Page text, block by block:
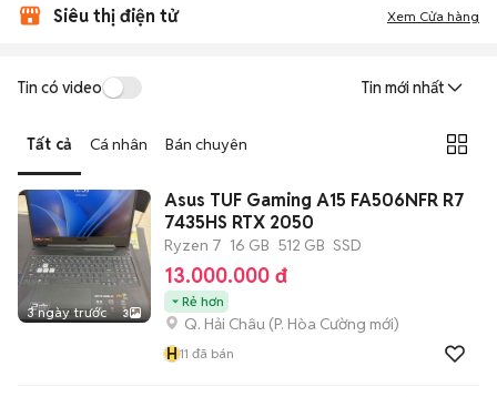
Siêu thị điện tử Xem Cửa hàng
Tin có video Tin mới nhất
Tất cả Cá nhân Bán chuyên
3 ngày trước 3
Asus TUF Gaming A15 FA506NFR R7
7435HS RTX 2050
Ryzen 7 16 GB 512 GB SSD
13.000.000 đ
Rẻ hơn
Q. Hải Châu (P. Hòa Cường mới)
H11 đã bán